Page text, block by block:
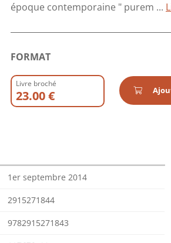
époque contemporaine " purem ...
FORMAT
Livre broché
23.00 €
1er septembre 2014
2915271844
9782915271843